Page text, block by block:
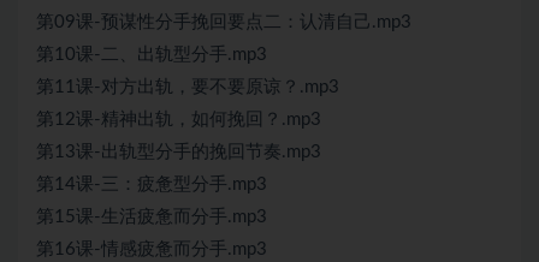
第09课-预谋性分手挽回要点二：认清自己.mp3
第10课-二、出轨型分手.mp3
第11课-对方出轨，要不要原谅？.mp3
第12课-精神出轨，如何挽回？.mp3
第13课-出轨型分手的挽回节奏.mp3
第14课-三：疲惫型分手.mp3
第15课-生活疲惫而分手.mp3
第16课-情感疲惫而分手.mp3